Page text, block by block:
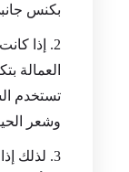
بكنس
إذا
العمالة
تستخدم
وشعر
لذلك